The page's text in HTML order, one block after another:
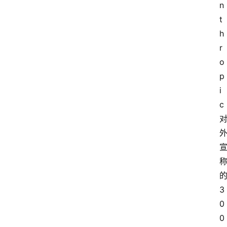
n
t
h
r
o
p
i
c
对
外
宣
称
的
3
0
0